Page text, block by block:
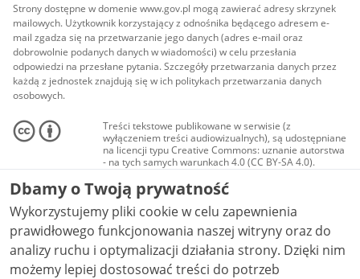
Strony dostępne w domenie www.gov.pl mogą zawierać adresy skrzynek
mailowych. Użytkownik korzystający z odnośnika będącego adresem e-
mail zgadza się na przetwarzanie jego danych (adres e-mail oraz
dobrowolnie podanych danych w wiadomości) w celu przesłania
odpowiedzi na przesłane pytania. Szczegóły przetwarzania danych przez
każdą z jednostek znajdują się w ich politykach przetwarzania danych
osobowych.
Treści tekstowe publikowane w serwisie (z
wyłączeniem treści audiowizualnych), są udostępniane
na licencji typu Creative Commons: uznanie autorstwa
- na tych samych warunkach 4.0 (CC BY-SA 4.0).
Materiały audiowizualne, w tym zdjęcia, materiały
audio i wideo, są udostępniane na licencji typu
Creative Commons: uznanie autorstwa użycie
niekomercyjne - bez utworów zależnych 4.0 (CC BY-
NC-ND 4.0), o ile nie jest to stwierdzone inaczej.
Dbamy o Twoją prywatność
Wykorzystujemy pliki cookie w celu zapewnienia
prawidłowego funkcjonowania naszej witryny oraz do
analizy ruchu i optymalizacji działania strony. Dzięki nim
możemy lepiej dostosować treści do potrzeb